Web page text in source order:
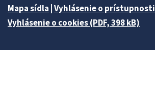
Mapa sídla Vyhlásenie o prístupnosti
Vyhlásenie o cookies (PDF, 398 kB)